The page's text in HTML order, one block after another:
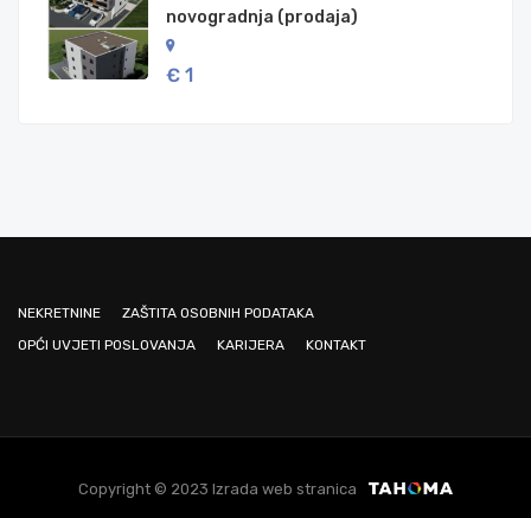
novogradnja (prodaja)
€ 1
NEKRETNINE
ZAŠTITA OSOBNIH PODATAKA
OPĆI UVJETI POSLOVANJA
KARIJERA KONTAKT
Copyright © 2023 Izrada web stranica